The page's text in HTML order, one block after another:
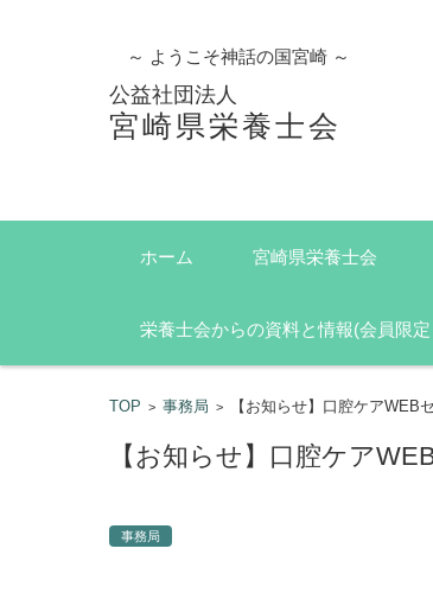
～ ようこそ神話の国宮
宮崎県栄養
コンテンツに移動
ホーム 宮崎県栄養士会
栄養士会からの資料と情報(会員限
TOP > 事務局 > 【お知らせ】口腔ケアWEB
【お知らせ】口腔ケア
事務局